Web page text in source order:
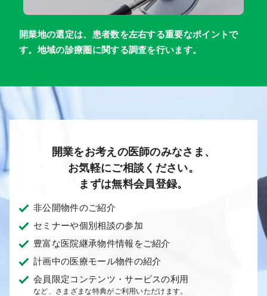
開業地の選定は、患者数を左右する重要なポイントで
す。地域の診療圏に関する調査を行います。
開業をお考えの医師のみなさま、
お気軽にご相談ください。
まずは無料会員登録。
非公開物件のご紹介
セミナーや個別相談の参加
豊富な医院継承物件情報をご紹介
計画中の医療モール物件の紹介
会員限定コンテンツ・サービスの利用
など、さまざまな特典がご利用いただけます。